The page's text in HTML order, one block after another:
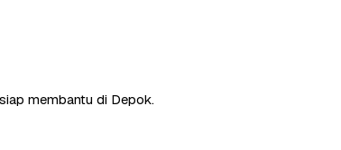
membantu di Depok.